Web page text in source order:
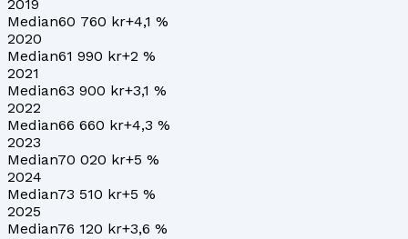
2019
Median60 760 kr+4,1 %
2020
Median61 990 kr+2 %
2021
Median63 900 kr+3,1 %
2022
Median66 660 kr+4,3 %
2023
Median70 020 kr+5 %
2024
Median73 510 kr+5 %
2025
Median76 120 kr+3,6 %